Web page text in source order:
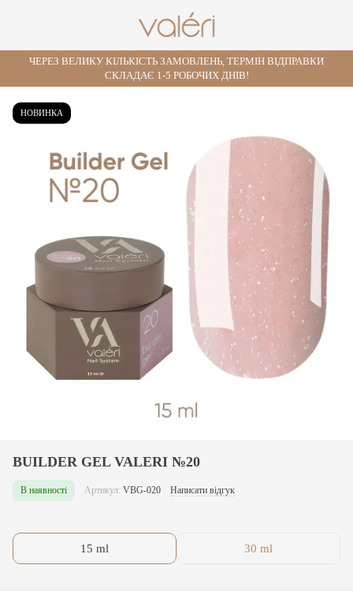
ЧЕРЕЗ ВЕЛИКУ КІЛЬКІСТЬ ЗАМОВЛЕНЬ, ТЕРМІН ВІДПРАВКИ
СКЛАДАЄ 1-5 РОБОЧИХ ДНІВ!
НОВИНКА
BUILDER GEL VALERI №20
В наявності Артикул: VBG-020 Написати відгук
15 ml 30 ml